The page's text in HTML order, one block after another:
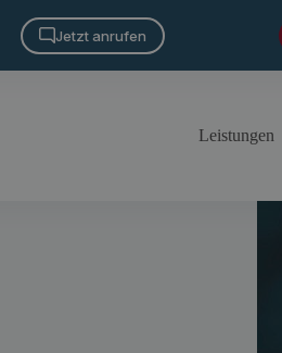
Jetzt anrufen
Leistungen